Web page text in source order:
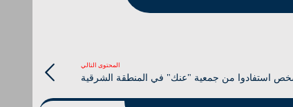
المحتوى التالي